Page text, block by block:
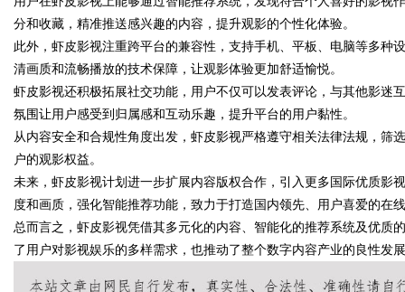
uz
!
分和收藏，精准推送感兴趣的内容，提升观影的个性化体验。
此外，虾皮影视注重跨平台的兼容性，支持手机、平板、电脑等多种
清画质和流畅播放的技术保障，让观影体验更加舒适愉悦。
虾皮影视还积极拓展社交功能，用户不仅可以发表评论，与其他影迷
氛围让用户感受到归属感和互动乐趣，提升平台的用户黏性。
从内容安全和合规性角度出发，虾皮影视严格遵守相关法律法规，筛
户的观影权益。
未来，虾皮影视计划进一步扩展内容版权合作，引入更多国际优质影
度和画质，强化智能推荐功能，致力于打造国内领先、用户喜爱的在
总而言之，虾皮影视凭借其多元化的内容、智能化的推荐系统及优质
了用户对影视娱乐的多样需求，也推动了整个数字内容产业的良性发